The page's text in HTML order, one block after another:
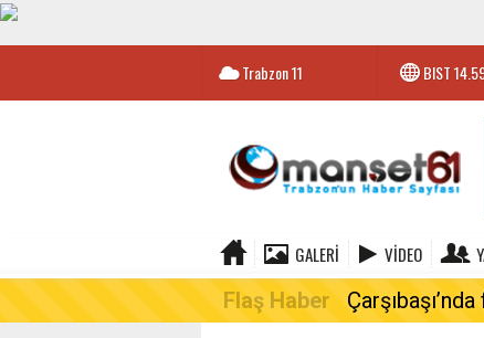
Trabzon11 BIST
GALERI VIDEO
Flaş Haber